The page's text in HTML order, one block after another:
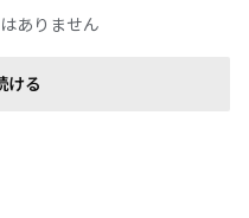
ありません
ける